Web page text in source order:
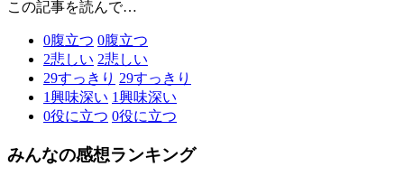
この記事を読んで…
0腹立つ 0腹立つ
2悲しい 2悲しい
29すっきり 29すっきり
1興味深い 1興味深い
0役に立つ 0役に立つ
みんなの感想ランキング